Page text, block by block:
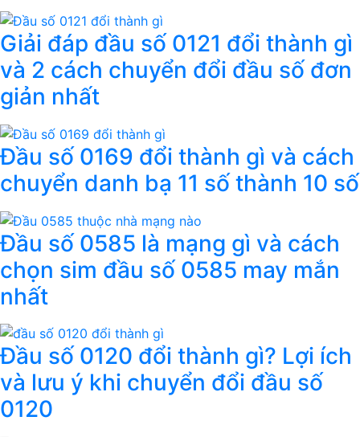
Giải đáp đầu số 0121 đổi thành gì
và 2 cách chuyển đổi đầu số đơn
giản nhất
Đầu số 0169 đổi thành gì và cách
chuyển danh bạ 11 số thành 10 số
Đầu số 0585 là mạng gì và cách
chọn sim đầu số 0585 may mắn
nhất
Đầu số 0120 đổi thành gì? Lợi ích
và lưu ý khi chuyển đổi đầu số
0120